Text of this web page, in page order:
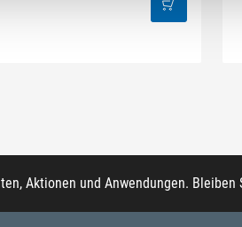
Aktionen und Anwendungen.